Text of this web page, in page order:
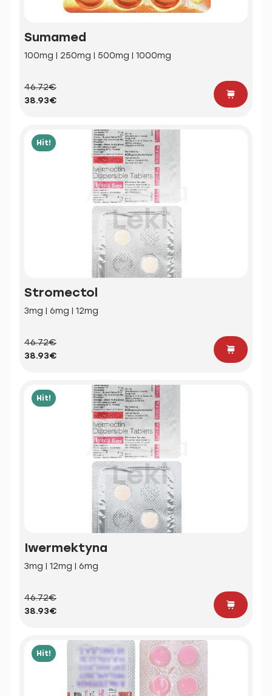
Sumamed
100mg | 250mg | 500mg | 1000mg
46.72€
38.93€
Hit!
Stromectol
3mg | 6mg | 12mg
46.72€
38.93€
Hit!
Iwermektyna
3mg | 12mg | 6mg
46.72€
38.93€
Hit!